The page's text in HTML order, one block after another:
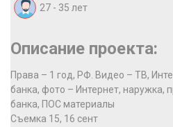
27 - 35 лет
Описание проекта:
Права – 1 год, РФ. Видео – ТВ,
банка, фото – Интернет, наружка,
банка, ПОС материалы
Съемка 15, 16 сент